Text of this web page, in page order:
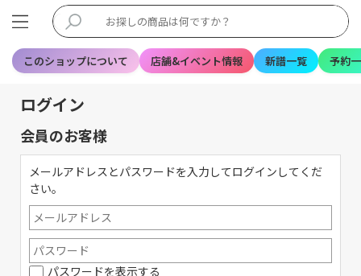
このショップについて 店舗&イベント情報 新譜一覧 予約
ログイン
会員のお客様
メールアドレスとパスワードを入力してログインしてくだ
さい。
パスワードを表示する